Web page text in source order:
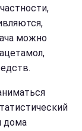
можно
дома